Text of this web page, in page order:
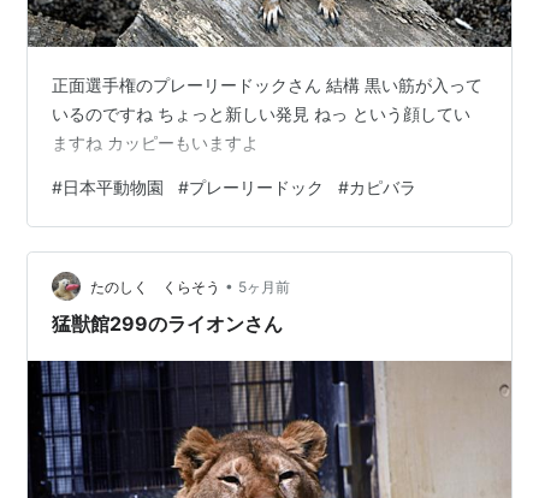
正面選手権のプレーリードックさん 結構 黒い筋が入って
いるのですね ちょっと新しい発見 ねっ という顔してい
ますね カッピーもいますよ
#日本平動物園 #プレーリードック #カピバラ
たのしく くらそう • 5ヶ月前
猛獣館299のライオンさん